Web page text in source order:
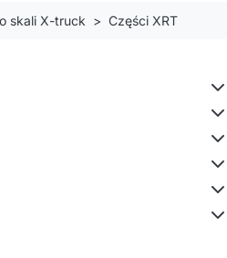
skali X-truck Części XRT